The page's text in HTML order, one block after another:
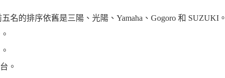
名的排序依舊是三陽、光陽、Yamaha、Gogoro 和 SUZUKI。
。